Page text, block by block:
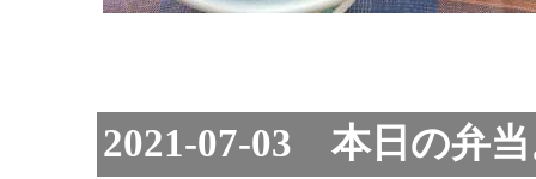
2021-07-03 本日の弁